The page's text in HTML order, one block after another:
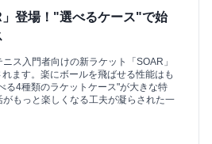
登場！"選べるケース"で始
ス入門者向けの新ラケット「SOAR」
ます。楽にボールを飛ばせる性能はも
る4種類のラケットケース"が大きな特
もっと楽しくなる工夫が凝らされた一